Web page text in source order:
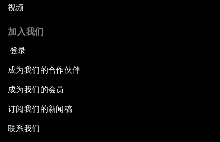
视频
加入我们
登录
成为我们的合作伙伴
成为我们的会员
订阅我们的新闻稿
联系我们